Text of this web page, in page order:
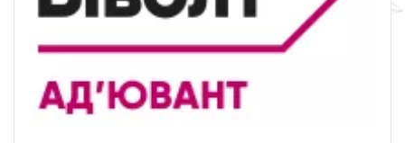
ЗВОРОТНИЙ ЗВ'ЯЗОК
Тернопільська обл., с. Великі Гаї, вул. Підлісна, 27
serviceagrozahid@gmail.com